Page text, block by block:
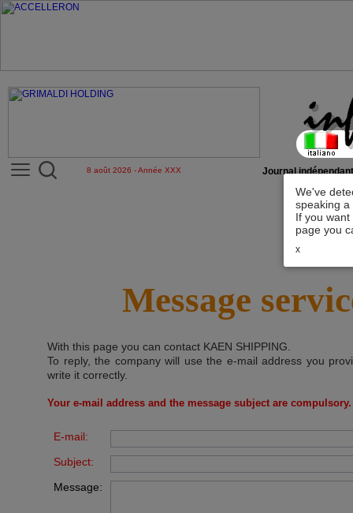
We've
speaking
If you
page you
x
8 août 2026 - Année XXX Journal
Message
With this page you can contact KAEN SHIPPING
To reply, the company will use the e-mail address you
write it correctly.
Your e-mail address and the message subject are compulsory.
E-mail:
Subject:
Message: